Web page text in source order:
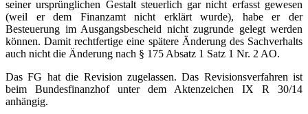
seiner ursprünglichen Gestalt steuerlich gar nicht erfasst gewesen
(weil er dem Finanzamt nicht erklärt wurde), habe er der
Besteuerung im Ausgangsbescheid nicht zugrunde gelegt werden
können. Damit rechtfertige eine spätere Änderung des Sachverhalts
auch nicht die Änderung nach § 175 Absatz 1 Satz 1 Nr. 2 AO.
Das FG hat die Revision zugelassen. Das Revisionsverfahren ist
beim Bundesfinanzhof unter dem Aktenzeichen IX R 30/14
anhängig.